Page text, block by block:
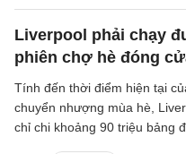
tiền đạo 28 tuổi giờ thậm chí
mình sẽ thi đấu ở đâu trong
mới.
Liverpool phải chạy
phiên chợ hè đóng
Tính đến thời điểm hiện tại
chuyển nhượng mùa hè,
chỉ chi khoảng 90 triệu bảng